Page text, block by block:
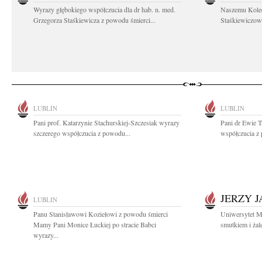
Wyrazy głębokiego współczucia dla dr hab. n. med.
Grzegorza Staśkiewicza z powodu śmierci...
Naszemu
LUBLIN
Pani prof. Katarzynie Stachurskiej-Szczesiak wyrazy
szczerego współczucia z powodu...
LUBLIN
Pani dr Ewie
współczucia
LUBLIN
Panu Stanisławowi Koziełowi z powodu śmierci
Mamy Pani Monice Łuckiej po stracie Babci
wyrazy...
JERZY
Uniwersytet
smutkiem i